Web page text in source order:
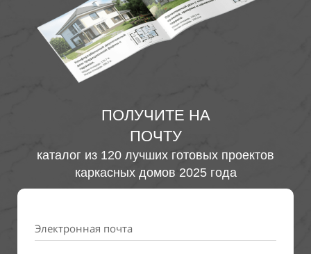
ПОЛУЧИТЕ НА
ПОЧТУ
каталог из 120 лучших готовых проектов
каркасных домов 2025 года
Электронная почта